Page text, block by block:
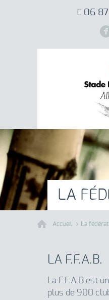
F
06
LA
Accueil La
LA F.F.A.B.
La F.F.A.B est
plus de 900